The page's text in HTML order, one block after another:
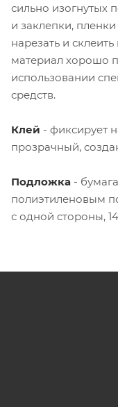
сильно изогнутых
и заклепки,
нарезать и
материал хорошо
использовании
средств.
Клей - фиксирует
прозрачный,
Подложка -
полиэтиленовым
с одной стороны,